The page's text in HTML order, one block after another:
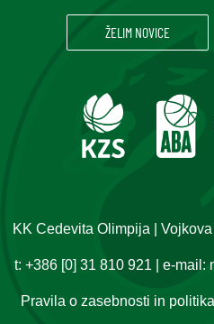
KK Cedevita Olimpija |
t: +386 [0] 31 810 921 | e-mail:
Pravila o zasebnosti in